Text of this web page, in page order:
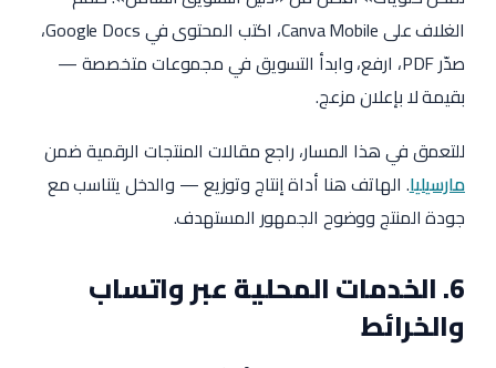
الغلاف على Canva Mobile، اكتب المحتوى في Google Docs،
صدّر PDF، ارفع، وابدأ التسويق في مجموعات متخصصة —
بقيمة لا بإعلان مزعج.
للتعمق في هذا المسار، راجع مقالات المنتجات الرقمية ضمن
مارسيليا. الهاتف هنا أداة إنتاج وتوزيع — والدخل يتناسب مع
جودة المنتج ووضوح الجمهور المستهدف.
6. الخدمات المحلية عبر واتساب
والخرائط